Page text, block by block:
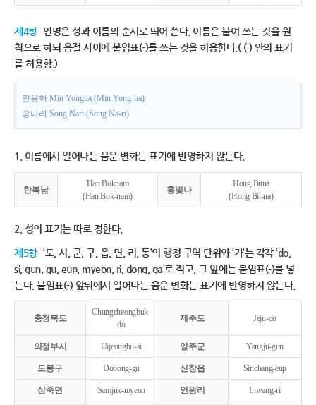
제4항 인명은 성과 이름의 순서로 띄어 쓴다. 이름은 붙여 쓰는 것을 원
칙으로 하되 음절 사이에 붙임표(-)를 쓰는 것을 허용한다.( ( ) 안의 표기
를 허용함.)
민용하 Min Yongha (Min Yong-ha)
송나리 Song Nari (Song Na-ri)
1. 이름에서 일어나는 음운 변화는 표기에 반영하지 않는다.
한복남
Han Boknam
(Han Bok-nam)
홍빛나
Hong Bitna
(Hong Bit-na)
2. 성의 표기는 따로 정한다.
제5항 ‘도, 시, 군, 구, 읍, 면, 리, 동’의 행정 구역 단위와 ‘가’는 각각 ‘do,
si, gun, gu, eup, myeon, ri, dong, ga’로 적고, 그 앞에는 붙임표(-)를 넣
는다. 붙임표(-) 앞뒤에서 일어나는 음운 변화는 표기에 반영하지 않는다.
충청북도
Chungcheongbuk-
do
제주도 Jeju-do
의정부시 Uijeongbu-si 양주군 Yangju-gun
도봉구 Dobong-gu 신창읍 Sinchang-eup
삼죽면 Samjuk-myeon 인왕리 Inwang-ri